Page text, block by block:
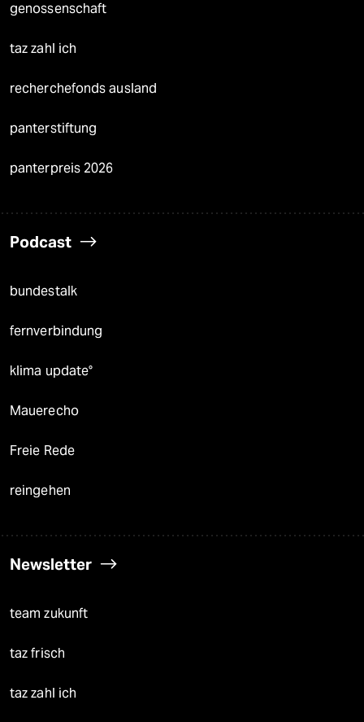
genossenschaft
taz zahl ich
recherchefonds ausland
panterstiftung
panterpreis 2026
Podcast
bundestalk
fernverbindung
klima update°
Mauerecho
Freie Rede
reingehen
Newsletter
team zukunft
taz frisch
taz zahl ich